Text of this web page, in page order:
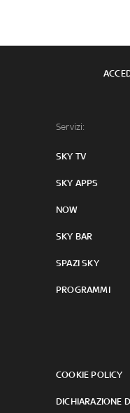
Servizi:
SKY TV
SKY APPS
NOW
SKY BAR
SPAZI SKY
PROGRAMMI
COOKIE POLICY
DICHIARAZIONE